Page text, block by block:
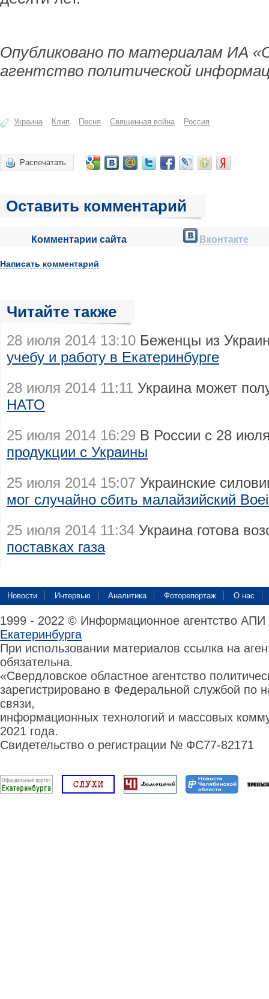
Опубликовано по материалам ИА
агентство политической
Украина Клип Песня Священная война Россия
Распечатать
Оставить комментарий
Комментарии сайта Вконтакте
Написать комментарий
Читайте также
28 июля 2014 13:10 Беженцы из
учебу и работу в Екатеринбурге
28 июля 2014 11:11 Украина может
НАТО
25 июля 2014 16:29 В России с 28
продукции с Украины
25 июля 2014 15:07 Украинские
мог случайно сбить малайзийский
25 июля 2014 11:34 Украина готова
поставках газа
Новости Интервью Аналитика Фоторепортаж О нас
1999 - 2022 © Информационное агентство
Екатеринбурга
При использовании материалов ссылка на
обязательна.
«Свердловское областное агентство
зарегистрировано в Федеральной службой по
связи,
информационных технологий и массовых
2021 года.
Свидетельство о регистрации № ФС77-82171